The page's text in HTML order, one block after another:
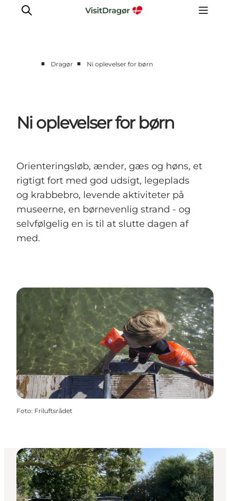
Byliv & Mad
Natur & Friluftsliv
Praktisk
■ Dragør ■ Ni oplevelser for børn
Ni oplevelser for børn
Orienteringsløb, ænder, gæs og høns, et
rigtigt fort med god udsigt, legeplads
og krabbebro, levende aktiviteter på
museerne, en børnevenlig strand - og
selvfølgelig en is til at slutte dagen af
med.
Foto: Friluftsrådet